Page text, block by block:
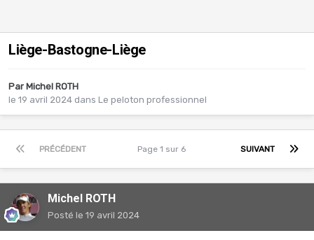
Liège-Bastogne-Liège
Par Michel ROTH
le 19 avril 2024 dans Le peloton professionnel
PRÉCÉDENT SUIVANT
Page 1 sur 6
Michel ROTH
Posté le 19 avril 2024